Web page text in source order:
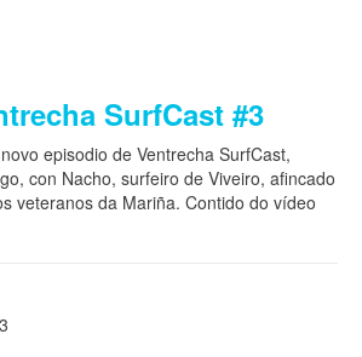
SurfCast #3
episodio de Ventrecha SurfCast,
con Nacho, surfeiro de Viveiro, afincado
veteranos da Mariña. Contido do vídeo